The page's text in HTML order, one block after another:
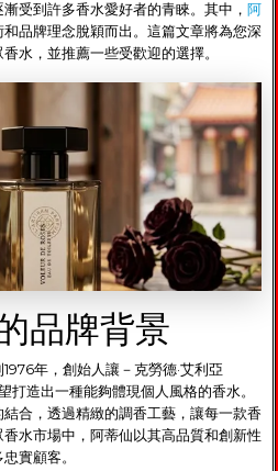
受到許多香水愛好者的青睞。其中， 阿
和品牌理念脫穎而出。這篇文章將為您深
水，並推薦一些受歡迎的選擇。
品牌背景
年，創始人讓－克勞德·艾利亞
造出一種能夠體現個人風格的香水。
合，透過精緻的調香工藝，讓每一款香
水市場中，阿蒂仙以其高品質和創新性
實顧客。